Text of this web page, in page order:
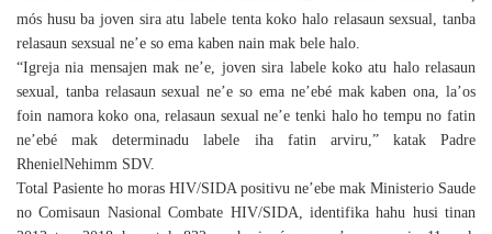
mós husu ba joven sira atu labele tenta koko halo relasaun sexsual, tanba
relasaun sexsual ne’e so ema kaben nain mak bele halo.
“Igreja nia mensajen mak ne’e, joven sira labele koko atu halo relasaun
sexual, tanba relasaun sexual ne’e so ema ne’ebé mak kaben ona, la’os
foin namora koko ona, relasaun sexual ne’e tenki halo ho tempu no fatin
ne’ebé mak determinadu labele iha fatin arviru,” katak Padre
RhenielNehimm SDV.
Total Pasiente ho moras HIV/SIDA positivu ne’ebe mak Ministerio Saude
no Comisaun Nasional Combate HIV/SIDA, identifika hahu husi tinan